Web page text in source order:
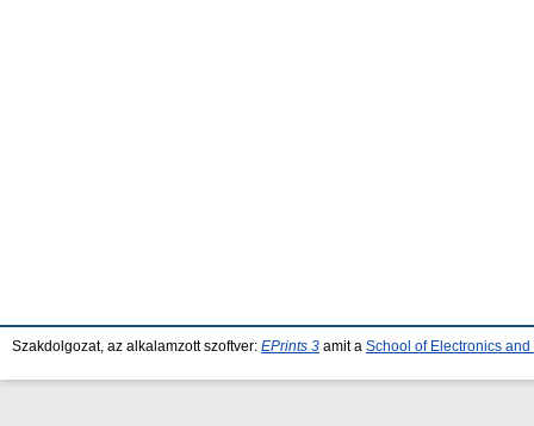
Szakdolgozat, az alkalamzott szoftver: EPrints 3 amit a School of Electronics